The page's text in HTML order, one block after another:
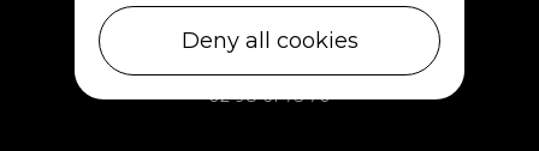
Ile de Batz
Débarcadère
29253 ILE DE BATZ
02 98 61 75 70
Deny all cookies